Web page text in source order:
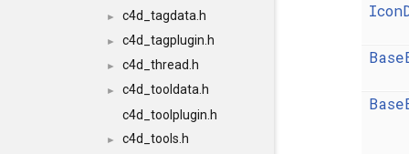
► c4d_tagdata.h
► c4d_tagplugin.h
► c4d_thread.h
►
c4d_tooldata.h
c4d_toolplugin.h
► c4d_tools.h